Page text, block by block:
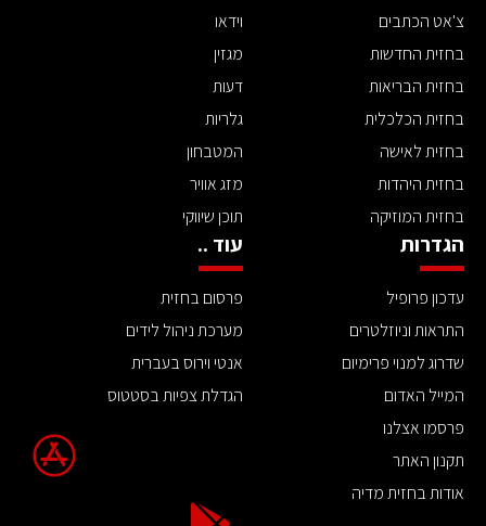
צ'אט הכתבים
בחזית החדשות
בחזית הבריאות
בחזית הכלכלית
בחזית לאישה
בחזית היהדות
בחזית המוזיקה
וידאו
מגזין
דעות
גלריות
המטבחון
מזג אוויר
תוכן שיווקי
הגדרות
עדכון פרופיל
התראות וניוזלטרים
שדרוג למנוי פרימיום
המייל האדום
פרסמו אצלנו
תקנון האתר
אודות בחזית מדיה
עוד ..
פרסום בחזית
מערכת ניהול לידים
אנטי וירוס בעברית
הגדלת צפיות בסטטוס